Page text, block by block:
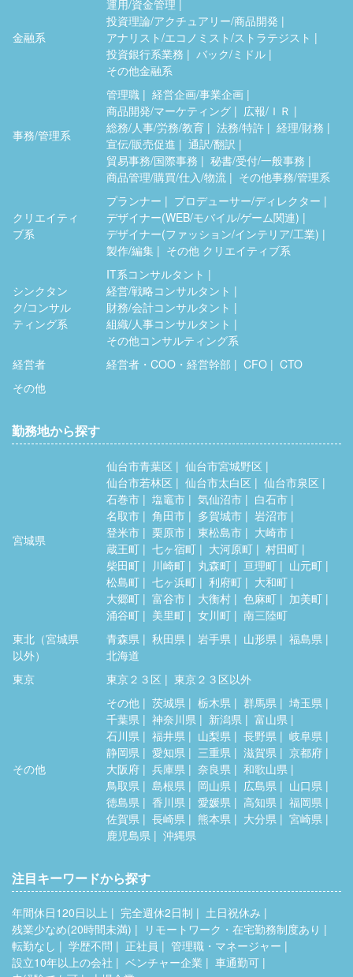
金融系
運用/資金管理
投資理論/アクチュアリー/商品開発
アナリスト/エコノミスト/ストラテジスト
投資銀行系業務
バック/ミドル
その他金融系
事務/管理系
管理職
経営企画/事業企画
商品開発/マーケティング
広報/ＩＲ
総務/人事/労務/教育
法務/特許
経理/財務
宣伝/販売促進
通訳/翻訳
貿易事務/国際事務
秘書/受付/一般事務
商品管理/購買/仕入/物流
その他事務/管理系
クリエイティ
ブ系
プランナー
プロデューサー/ディレクター
デザイナー(WEB/モバイル/ゲーム関連)
デザイナー(ファッション/インテリア/工業)
製作/編集
その他 クリエイティブ系
シンクタン
ク/コンサル
ティング系
IT系コンサルタント
経営/戦略コンサルタント
財務/会計コンサルタント
組織/人事コンサルタント
その他コンサルティング系
経営者
経営者・COO・経営幹部 CFO
CTO
その他
勤務地から探す
宮城県
仙台市青葉区
仙台市宮城野区
仙台市若林区
仙台市太白区
仙台市泉区
石巻市
塩竈市 気仙沼市
白石市
名取市
角田市 多賀城市
岩沼市
登米市
栗原市 東松島市
大崎市
蔵王町
七ヶ宿町 大河原町
村田町
柴田町
川崎町 丸森町 亘理町
山元町
松島町
七ヶ浜町 利府町
大和町
大郷町
富谷市 大衡村 色麻町
加美町
涌谷町
美里町 女川町
南三陸町
東北（宮城県
以外）
青森県 秋田県 岩手県 山形県
福島県
北海道
東京
東京２３区 東京２３区以外
その他
その他 茨城県 栃木県 群馬県
埼玉県
千葉県
神奈川県 新潟県
富山県
石川県
福井県 山梨県 長野県
岐阜県
静岡県
愛知県 三重県 滋賀県
京都府
大阪府
兵庫県 奈良県
和歌山県
鳥取県
島根県 岡山県 広島県
山口県
徳島県
香川県 愛媛県 高知県
福岡県
佐賀県
長崎県 熊本県 大分県
宮崎県
鹿児島県
沖縄県
注目キーワードから探す
年間休日120日以上 完全週休2日制
土日祝休み
残業少なめ(20時間未満)
リモートワーク・在宅勤務制度あり
転勤なし
学歴不問 正社員
管理職・マネージャー
設立10年以上の会社
ベンチャー企業
車通勤可